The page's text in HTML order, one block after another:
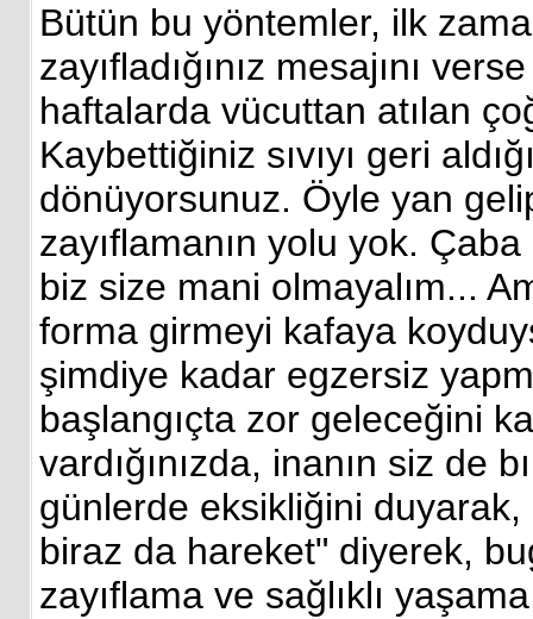
Bütün bu yöntemler, ilk
zayıfladığınız mesajını
haftalarda vücuttan atılan
Kaybettiğiniz sıvıyı geri
dönüyorsunuz. Öyle yan
zayıflamanın yolu yok.
biz size mani olmayalım...
forma girmeyi kafaya
şimdiye kadar egzersiz
başlangıçta zor geleceğini
vardığınızda, inanın siz de
günlerde eksikliğini duyarak,
biraz da hareket" diyerek,
zayıflama ve sağlıklı